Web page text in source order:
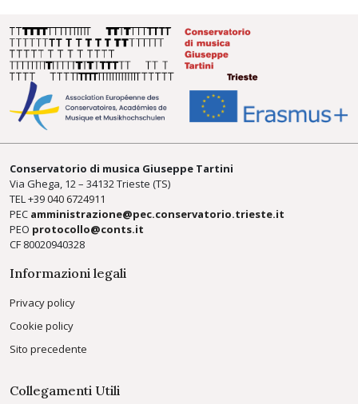
Conservatorio di musica Giuseppe Tartini
Via Ghega, 12 – 34132 Trieste (TS)
TEL +39040 6724911
PEC amministrazione@pec.conservatorio.trieste.it
PEO protocollo@conts.it
CF 80020940328
Informazioni legali
Privacy policy
Cookie policy
Sito precedente
Collegamenti Utili